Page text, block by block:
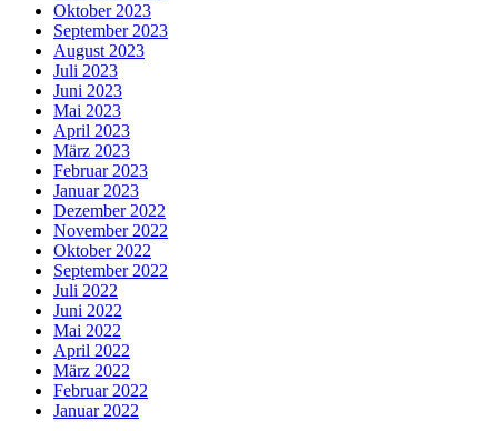
Oktober 2023
September 2023
August 2023
Juli 2023
Juni 2023
Mai 2023
April 2023
März 2023
Februar 2023
Januar 2023
Dezember 2022
November 2022
Oktober 2022
September 2022
Juli 2022
Juni 2022
Mai 2022
April 2022
März 2022
Februar 2022
Januar 2022